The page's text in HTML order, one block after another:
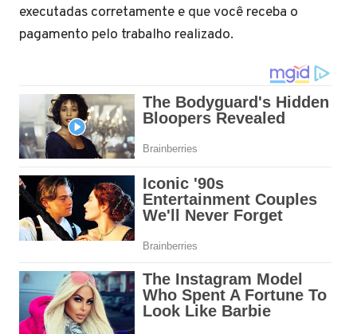
executadas corretamente e que você receba o
pagamento pelo trabalho realizado.